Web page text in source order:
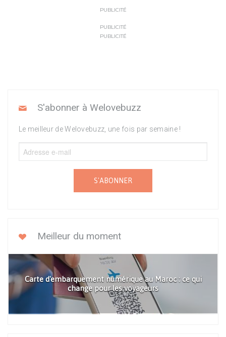
PUBLICITÉ
PUBLICITÉ
PUBLICITÉ
S'abonner à Welovebuzz
Le meilleur de Welovebuzz, une fois par semaine !
S'ABONNER
Meilleur du moment
Carte d'embarquement numérique au Maroc : ce qui
change pour les voyageurs